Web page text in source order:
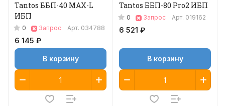
Tantos ББП-40 MAX-L
ИБП
0 Запрос Арт. 034788
6 145 ₽
В корзину
Tantos ББП-80 Pro2 ИБП
0 Запрос Арт. 019162
6 521 ₽
В корзину